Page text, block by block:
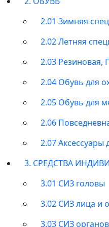
2.01 Зимняя
2.02 Летняя
2.03 Резиновая,
2.04 Обувь для
2.05 Обувь для
2.06
2.07 Аксессуары
3. СРЕДСТВА
3.01 СИЗ головы
3.02 СИЗ лица и
3.03 СИЗ